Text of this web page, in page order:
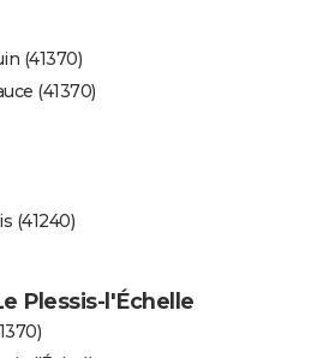
(41370)
(41370)
(41240)
Plessis-l'Échelle